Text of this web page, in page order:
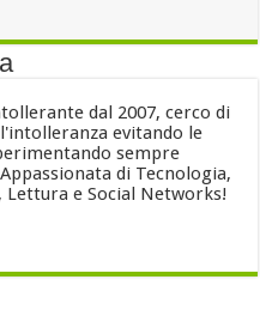
dal 2007, cerco di
evitando le
sempre
di Tecnologia,
Lettura e Social Networks!